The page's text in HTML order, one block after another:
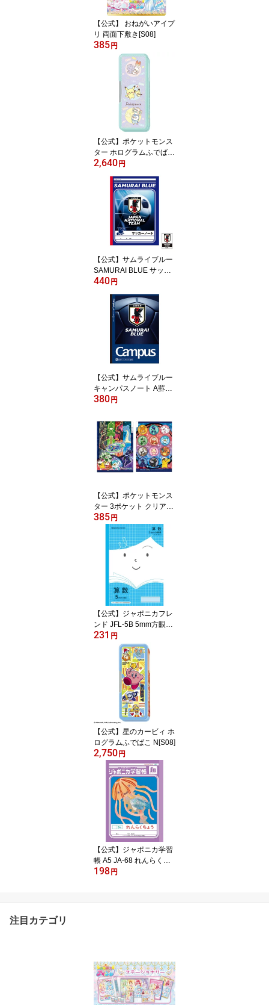
【公式】 おねがいアイプ
リ 両面下敷き[S08]
385円
【公式】ポケットモンス
ター ホログラムふでばこ
ポケピース N ポケモン
期][S09]
2,640円
【公式】サムライブルー
SAMURAI BLUE サッカ
ーノート【メール便5冊
440円
【公式】サムライブルー
キャンパスノート A罫
[メール便5冊まで] [S04]
380円
【公式】ポケットモンス
ター 3ポケット クリアフ
ァイル ポケモン 六英雄
385円
【公式】ジャポニカフレ
ンド JFL-5B 5mm方眼
+字 算数 青 ノート【メー
ル便5冊まで】[S06]
231 円
【公式】星のカービィ ホ
ログラムふでばこ N[S08]
2,750円
【公式】ジャポニカ学習
帳 A5 JA-68 れんらくち
ょう 9行【メール便5冊
198円
注目カテゴリ